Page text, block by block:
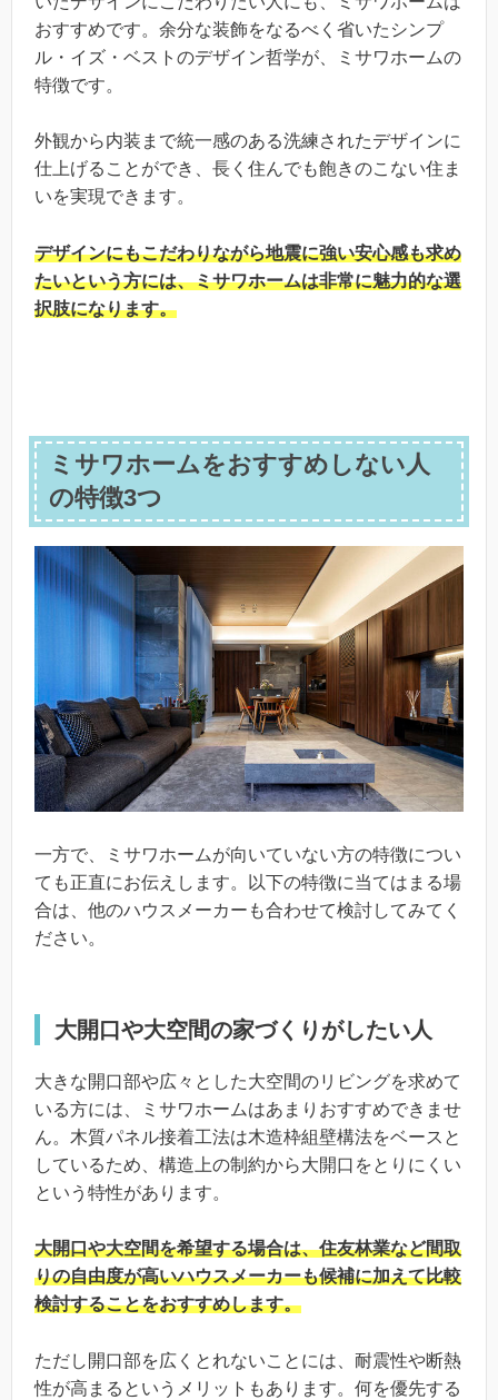
おすすめです。余分な装飾をなるべく省いたシンプ
ル・イズ・ベストのデザイン哲学が、ミサワホームの
特徴です。
外観から内装まで統一感のある洗練されたデザインに
仕上げることができ、長く住んでも飽きのこない住ま
いを実現できます。
デザインにもこだわりながら地震に強い安心感も求め
たいという方には、ミサワホームは非常に魅力的な選
択肢になります。
ミサワホームをおすすめしない人
の特徴3つ
一方で、ミサワホームが向いていない方の特徴につい
ても正直にお伝えします。以下の特徴に当てはまる場
合は、他のハウスメーカーも合わせて検討してみてく
ださい。
大開口や大空間の家づくりがしたい人
大きな開口部や広々とした大空間のリビングを求めて
いる方には、ミサワホームはあまりおすすめできませ
ん。木質パネル接着工法は木造枠組壁構法をベースと
しているため、構造上の制約から大開口をとりにくい
という特性があります。
大開口や大空間を希望する場合は、住友林業など間取
りの自由度が高いハウスメーカーも候補に加えて比較
検討することをおすすめします。
ただし開口部を広くとれないことには、耐震性や断熱
性が高まるというメリットもあります。何を優先する